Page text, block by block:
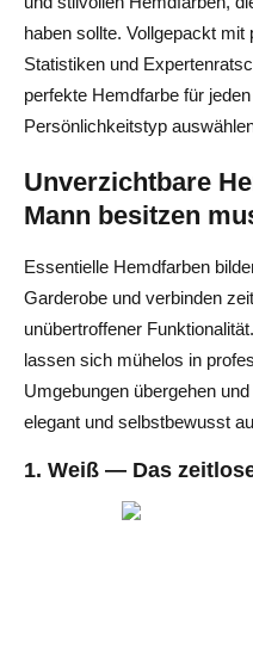
haben sollte. Vollgepackt
Statistiken und
perfekte Hemdfarbe für
Persönlichkeitstyp
Unverzichtbare
Mann besitzen
Essentielle Hemdfarben
Garderobe und verbinden
unübertroffener
lassen sich mühelos in
Umgebungen übergehen
elegant und selbstbewusst
1. Weiß — Das